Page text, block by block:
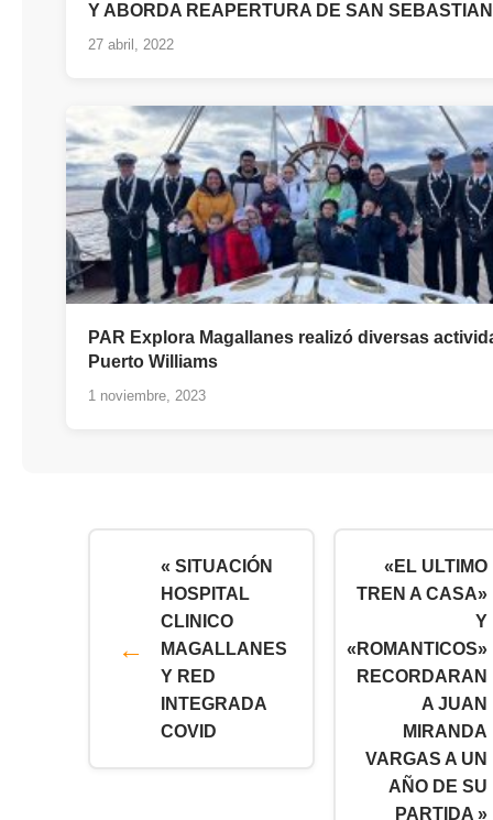
Y ABORDA REAPERTURA DE SAN SEBASTIAN
27 abril, 2022
PAR Explora Magallanes realizó diversas
Puerto Williams
1 noviembre, 2023
« SITUACIÓN
HOSPITAL
CLINICO
MAGALLANES
Y RED
INTEGRADA
COVID
«EL ULTIMO
TREN A CASA»
Y
«ROMANTICOS»
RECORDARAN
A JUAN
MIRANDA
VARGAS A UN
AÑO DE SU
PARTIDA »